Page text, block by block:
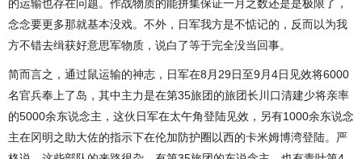
的运输也存在问题。作战物质的能拼集保证一月之数还是是极限了，
念念要更多那就基本没戏。不外，日军我方是不惦记的，反而以为我
方不错去缉获好意思军物质，说白了等于完全没当回事。
简而言之，通过鼠运输的神志，日军在8月29日至9月4日见效将6000
名官兵奉上了岛，其中主力是在第35旅团的旅团长川口清建少将亲率
的5000余东说念主，这伙日军在太午角登陆见效，另有1000余东说念
主在冈明之助大佐的指示下在伦加防护圈以西的卡米姆博湾登陆。严